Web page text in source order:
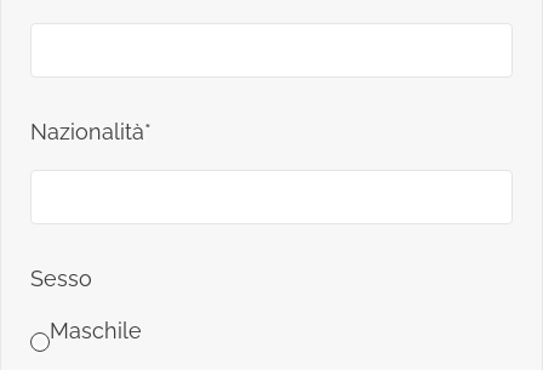
Nazionalità*
Sesso
Maschile